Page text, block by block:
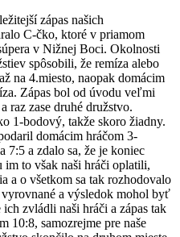
zápas našich
C-čko, ktoré v priamom
v Nižnej Boci. Okolnosti
spôsobili, že remíza alebo
na 4.miesto, naopak domácim
Zápas bol od úvodu veľmi
raz zase druhé družstvo.
1-bodový, takže skoro žiadny.
domácim hráčom 3-
7:5 a zdalo sa, že je koniec
im to však naši hráči oplatili,
a o všetkom sa tak rozhodovalo
a výsledok mohol byť
zvládli naši hráči a zápas tak
10:8, samozrejme pre naše